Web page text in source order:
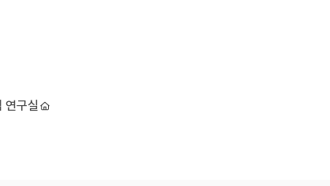
연구실